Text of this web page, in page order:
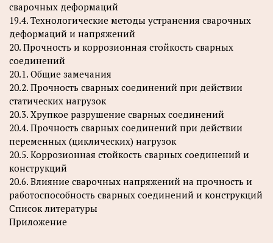
сварочных деформаций
19.4. Технологические методы устранения сварочных
деформаций и напряжений
20. Прочность и коррозионная стойкость сварных
соединений
20.1. Общие замечания
20.2. Прочность сварных соединений при действии
статических нагрузок
20.3. Хрупкое разрушение сварных соединений
20.4. Прочность сварных соединений при действии
переменных (циклических) нагрузок
20.5. Коррозионная стойкость сварных соединений и
конструкций
20.6. Влияние сварочных напряжений на прочность и
работоспособность сварных соединений и конструкций
Список литературы
Приложение